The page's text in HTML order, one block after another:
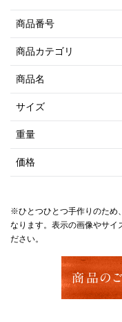
商品番号
商品カテゴリ
商品名
サイズ
重量
価格
※ひとつひとつ手作りのため
なります。表示の画像やサイ
ださい。
商品の